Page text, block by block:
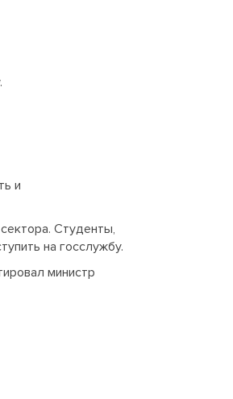
и
Студенты,
на госслужбу.
министр
Я AI-помощник портала
Могу подсказать про
и обучение. Чем